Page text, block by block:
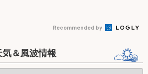
Recommended by
気＆風波情報